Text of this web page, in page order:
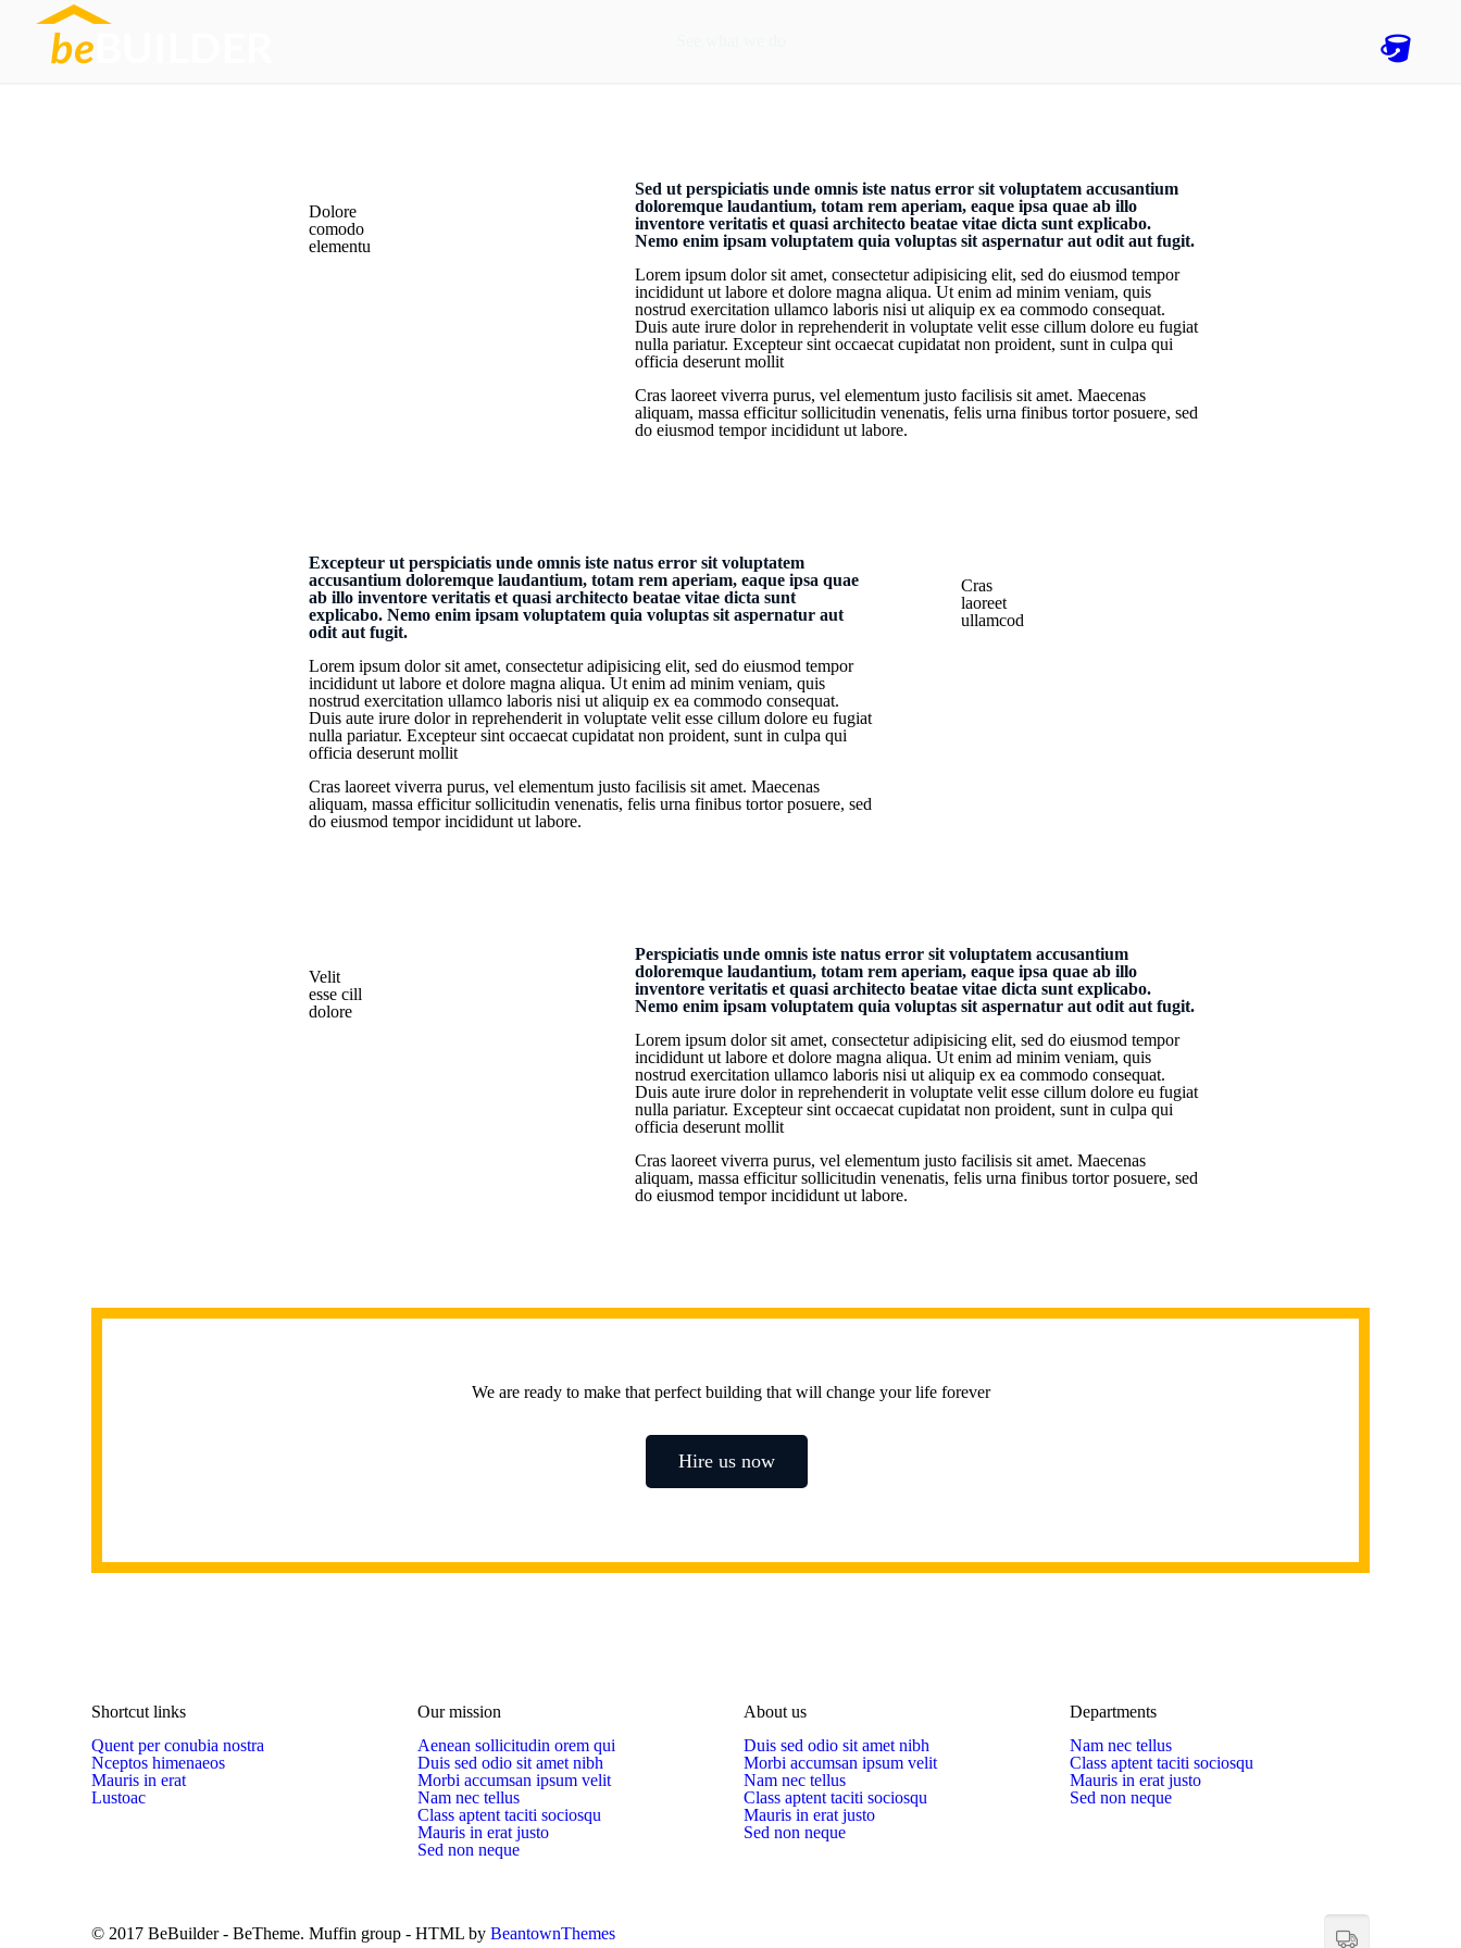
Dolore
comodo
elementu
Sed ut perspiciatis unde omnis iste natus error sit voluptatem accusantium
doloremque laudantium, totam rem aperiam, eaque ipsa quae ab illo
inventore veritatis et quasi architecto beatae vitae dicta sunt explicabo.
Nemo enim ipsam voluptatem quia voluptas sit aspernatur aut odit aut fugit.
Lorem ipsum dolor sit amet, consectetur adipisicing elit, sed do eiusmod tempor
incididunt ut labore et dolore magna aliqua. Ut enim ad minim veniam, quis
nostrud exercitation ullamco laboris nisi ut aliquip ex ea commodo consequat.
Duis aute irure dolor in reprehenderit in voluptate velit esse cillum dolore eu fugiat
nulla pariatur. Excepteur sint occaecat cupidatat non proident, sunt in culpa qui
officia deserunt mollit
Cras laoreet viverra purus, vel elementum justo facilisis sit amet. Maecenas
aliquam, massa efficitur sollicitudin venenatis, felis urna finibus tortor posuere, sed
do eiusmod tempor incididunt ut labore.
Excepteur ut perspiciatis unde omnis iste natus error sit voluptatem
accusantium doloremque laudantium, totam rem aperiam, eaque ipsa quae
ab illo inventore veritatis et quasi architecto beatae vitae dicta sunt
explicabo. Nemo enim ipsam voluptatem quia voluptas sit aspernatur aut
odit aut fugit.
Lorem ipsum dolor sit amet, consectetur adipisicing elit, sed do eiusmod tempor
incididunt ut labore et dolore magna aliqua. Ut enim ad minim veniam, quis
nostrud exercitation ullamco laboris nisi ut aliquip ex ea commodo consequat.
Duis aute irure dolor in reprehenderit in voluptate velit esse cillum dolore eu fugiat
nulla pariatur. Excepteur sint occaecat cupidatat non proident, sunt in culpa qui
officia deserunt mollit
Cras laoreet viverra purus, vel elementum justo facilisis sit amet. Maecenas
aliquam, massa efficitur sollicitudin venenatis, felis urna finibus tortor posuere, sed
do eiusmod tempor incididunt ut labore.
Cras
laoreet
ullamcod
Velit
esse cill
dolore
Perspiciatis unde omnis iste natus error sit voluptatem accusantium
doloremque laudantium, totam rem aperiam, eaque ipsa quae ab illo
inventore veritatis et quasi architecto beatae vitae dicta sunt explicabo.
Nemo enim ipsam voluptatem quia voluptas sit aspernatur aut odit aut fugit.
Lorem ipsum dolor sit amet, consectetur adipisicing elit, sed do eiusmod tempor
incididunt ut labore et dolore magna aliqua. Ut enim ad minim veniam, quis
nostrud exercitation ullamco laboris nisi ut aliquip ex ea commodo consequat.
Duis aute irure dolor in reprehenderit in voluptate velit esse cillum dolore eu fugiat
nulla pariatur. Excepteur sint occaecat cupidatat non proident, sunt in culpa qui
officia deserunt mollit
Cras laoreet viverra purus, vel elementum justo facilisis sit amet. Maecenas
aliquam, massa efficitur sollicitudin venenatis, felis urna finibus tortor posuere, sed
do eiusmod tempor incididunt ut labore.
We are ready to make that perfect building that will change your life forever
Hire us now
Shortcut links
Quent per conubia nostra
Nceptos himenaeos
Mauris in erat
Lustoac
Our mission
Aenean sollicitudin orem qui
Duis sed odio sit amet nibh
Morbi accumsan ipsum velit
Nam nec tellus
Class aptent taciti sociosqu
Mauris in erat justo
Sed non neque
About us
Duis sed odio sit amet nibh
Morbi accumsan ipsum velit
Nam nec tellus
Class aptent taciti sociosqu
Mauris in erat justo
Sed non neque
Departments
Nam nec tellus
Class aptent taciti sociosqu
Mauris in erat justo
Sed non neque
© 2017 BeBuilder - BeTheme. Muffin group - HTML by BeantownThemes